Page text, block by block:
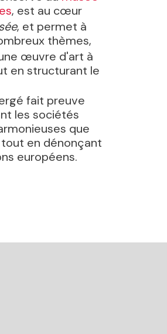
, est au cœur
, et permet à
thèmes,
œuvre d'art à
en structurant le
fait preuve
les sociétés
que
en dénonçant
européens.